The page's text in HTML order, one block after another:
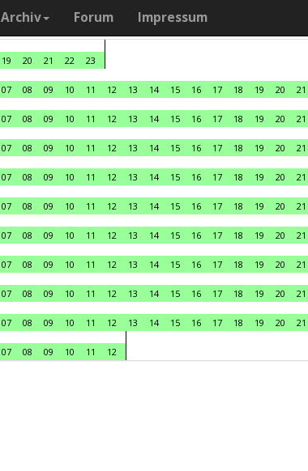
Archiv Forum Impressum
19 20 21 22
23
07 08 09 10 11 12 13 14 15 16 17 18 19 20 21
07 08 09 10 11 12 13 14 15 16 17 18 19 20 21
07 08 09 10 11 12 13 14 15 16 17 18 19 20 21
07 08 09 10 11 12 13 14 15 16 17 18 19 20 21
07 08 09 10 11 12 13 14 15 16 17 18 19 20 21
07 08 09 10 11 12 13 14 15 16 17 18 19 20 21
07 08 09 10 11 12 13 14 15 16 17 18 19 20 21
07 08 09 10 11 12 13 14 15 16 17 18 19 20 21
07 08 09 10 11 12 13 14 15 16 17 18 19 20 21
07 08 09 10 11 12